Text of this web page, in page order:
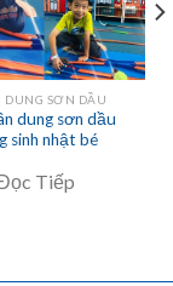
DUNG SƠN DẦU
dung sơn dầu
sinh nhật bé
Tiếp